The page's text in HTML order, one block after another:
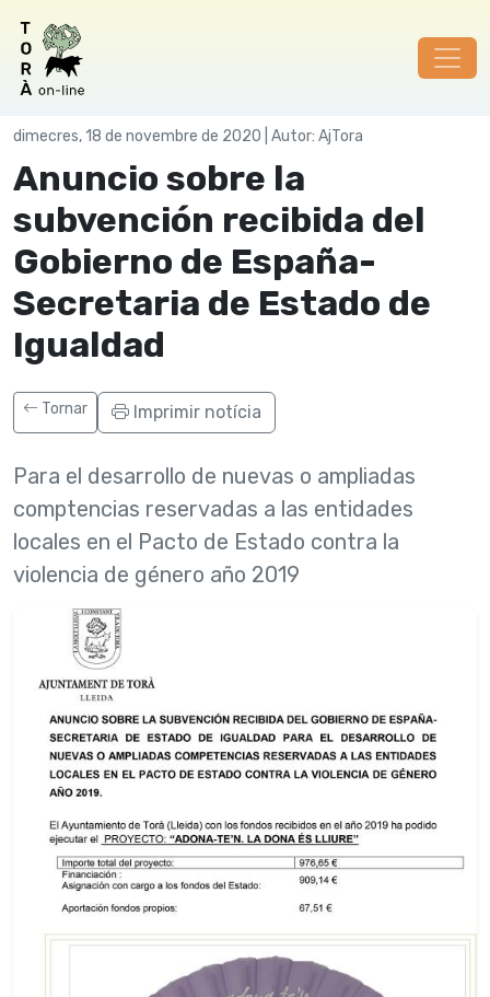
dimecres, 18 de novembre de 2020 | Autor: AjTora
Anuncio sobre la
subvención recibida del
Gobierno de España-
Secretaria de Estado de
Igualdad
Tornar Imprimir notícia
Para el desarrollo de nuevas o ampliadas
comptencias reservadas a las entidades
locales en el Pacto de Estado contra la
violencia de género año 2019